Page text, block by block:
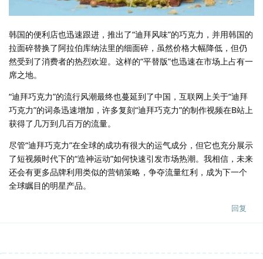
韩国的便利店也迅速跟进，推出了“迪拜风味”的巧克力，并用韩国的
拉面碎替换了阿拉伯库纳法里的细面碎，虽然价格大幅降低，但仍
然受到了消费者的热烈欢迎。这样的“平替版”也迅速在市场上占有一
席之地。
“迪拜巧克力”的流行风潮最终也蔓延到了中国，互联网上关于“迪拜
巧克力”的词条迅速增加，许多复刻“迪拜巧克力”的制作视频在B站上
获得了几万到几百万的流量。
尽管“迪拜巧克力”在全球的成功有很大的运气成分，但它也充分展示
了短视频时代下的“造神运动”如何快速引发市场热潮。我相信，未来
还会有更多品牌利用类似的营销策略，争夺流量红利，成为下一个
全球瞩目的明星产品。
回复